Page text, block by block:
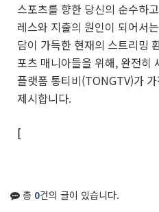
스포츠를 향한 당신의 순수하
레스와 지출의 원인이 되어서
담이 가득한 현재의 스트리밍
포츠 매니아들을 위해, 완전히
플랫폼 통티비(TONGTV)가
제시합니다.
[
총 0건의 글이 있습니다.